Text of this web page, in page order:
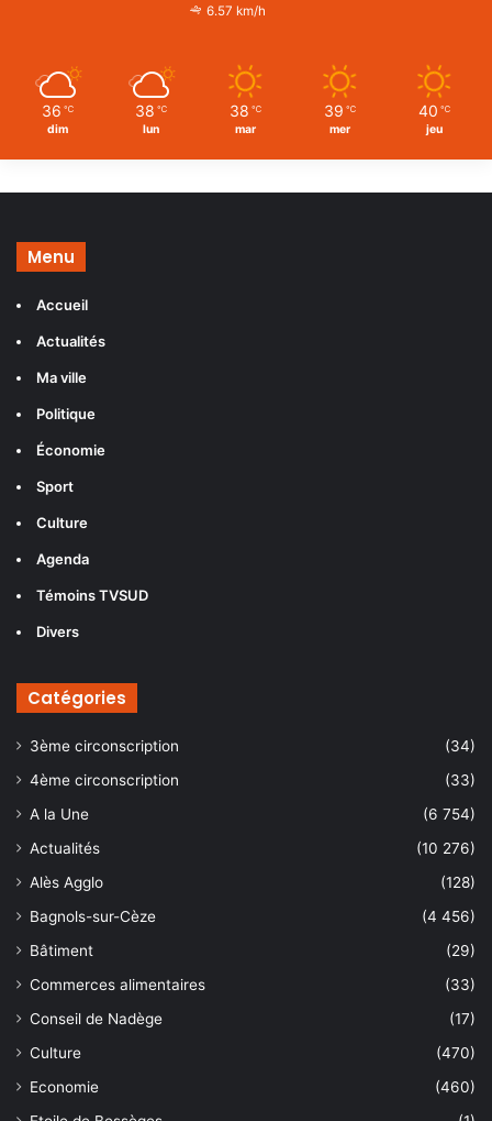
6.57 km/h
36 ℃
dim
38 ℃
lun
38 ℃
mar
39 ℃
mer
40 ℃
jeu
Menu
Accueil
Actualités
Ma ville
Politique
Économie
Sport
Culture
Agenda
Témoins TVSUD
Divers
Catégories
3ème circonscription
(34)
4ème circonscription
(33)
A la Une
(6 754)
Actualités
(10 276)
Alès Agglo
(128)
Bagnols-sur-Cèze
(4 456)
Bâtiment
(29)
Commerces alimentaires
(33)
Conseil de Nadège
(17)
Culture
(470)
Economie
(460)